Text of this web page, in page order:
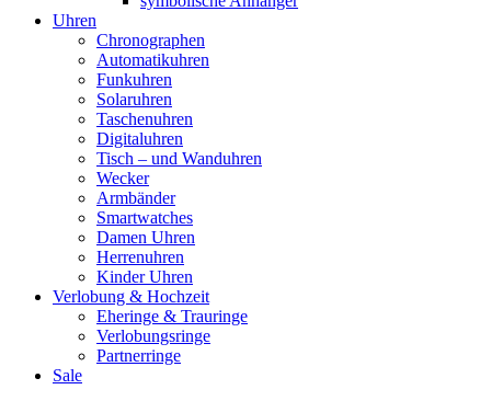
Uhren
Chronographen
Automatikuhren
Funkuhren
Solaruhren
Taschenuhren
Digitaluhren
Tisch – und Wanduhren
Wecker
Armbänder
Smartwatches
Damen Uhren
Herrenuhren
Kinder Uhren
Verlobung & Hochzeit
Eheringe & Trauringe
Verlobungsringe
Partnerringe
Sale